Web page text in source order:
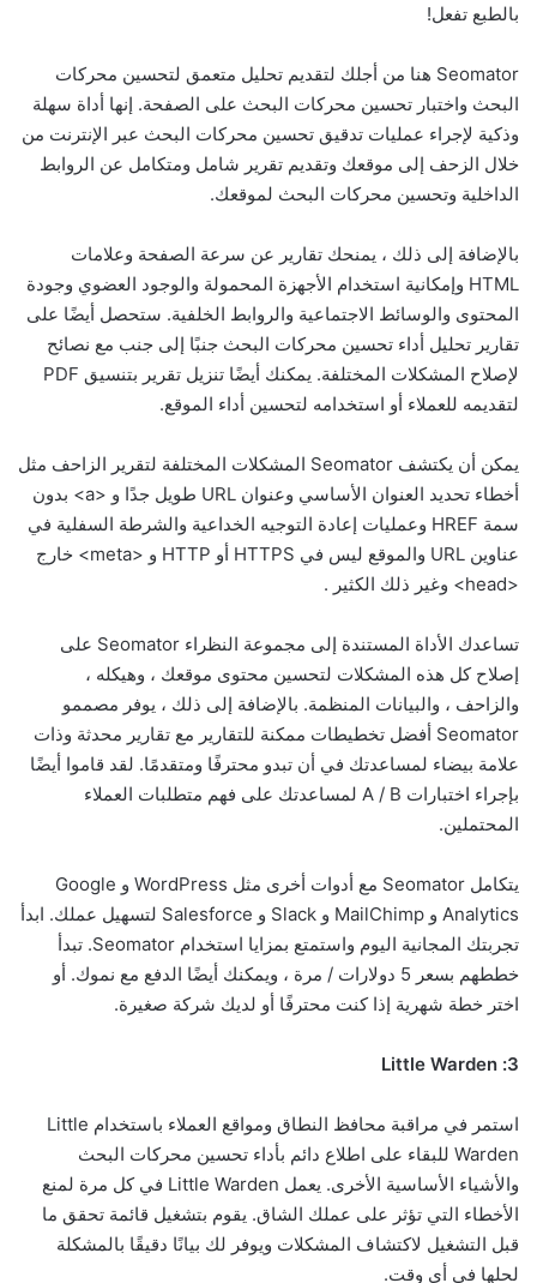
بالطبع تفعل!
Seomator هنا من أجلك لتقديم تحليل متعمق لتحسين محركات
البحث واختبار تحسين محركات البحث على الصفحة. إنها أداة سهلة
وذكية لإجراء عمليات تدقيق تحسين محركات البحث عبر الإنترنت من
خلال الزحف إلى موقعك وتقديم تقرير شامل ومتكامل عن الروابط
الداخلية وتحسين محركات البحث لموقعك.
بالإضافة إلى ذلك ، يمنحك تقارير عن سرعة الصفحة وعلامات
HTML وإمكانية استخدام الأجهزة المحمولة والوجود العضوي وجودة
المحتوى والوسائط الاجتماعية والروابط الخلفية. ستحصل أيضًا على
تقارير تحليل أداء تحسين محركات البحث جنبًا إلى جنب مع نصائح
لإصلاح المشكلات المختلفة. يمكنك أيضًا تنزيل تقرير بتنسيق PDF
لتقديمه للعملاء أو استخدامه لتحسين أداء الموقع.
يمكن أن يكتشف Seomator المشكلات المختلفة لتقرير الزاحف مثل
أخطاء تحديد العنوان الأساسي وعنوان URL طويل جدًا و <a> بدون
سمة HREF وعمليات إعادة التوجيه الخداعية والشرطة السفلية في
عناوين URL والموقع ليس في HTTPS أو HTTP و <meta> خارج
<head> وغير ذلك الكثير .
تساعدك الأداة المستندة إلى مجموعة النظراء Seomator على
إصلاح كل هذه المشكلات لتحسين محتوى موقعك ، وهيكله ،
والزاحف ، والبيانات المنظمة. بالإضافة إلى ذلك ، يوفر مصممو
Seomator أفضل تخطيطات ممكنة للتقارير مع تقارير محدثة وذات
علامة بيضاء لمساعدتك في أن تبدو محترفًا ومتقدمًا. لقد قاموا أيضًا
بإجراء اختبارات A / B لمساعدتك على فهم متطلبات العملاء
المحتملين.
يتكامل Seomator مع أدوات أخرى مثل WordPress و Google
Analytics و MailChimp و Slack و Salesforce لتسهيل عملك. ابدأ
تجربتك المجانية اليوم واستمتع بمزايا استخدام Seomator. تبدأ
خططهم بسعر 5 دولارات / مرة ، ويمكنك أيضًا الدفع مع نموك. أو
اختر خطة شهرية إذا كنت محترفًا أو لديك شركة صغيرة.
3: Little Warden
استمر في مراقبة محافظ النطاق ومواقع العملاء باستخدام Little
Warden للبقاء على اطلاع دائم بأداء تحسين محركات البحث
والأشياء الأساسية الأخرى. يعمل Little Warden في كل مرة لمنع
الأخطاء التي تؤثر على عملك الشاق. يقوم بتشغيل قائمة تحقق ما
قبل التشغيل لاكتشاف المشكلات ويوفر لك بيانًا دقيقًا بالمشكلة
لحلها في أي وقت.